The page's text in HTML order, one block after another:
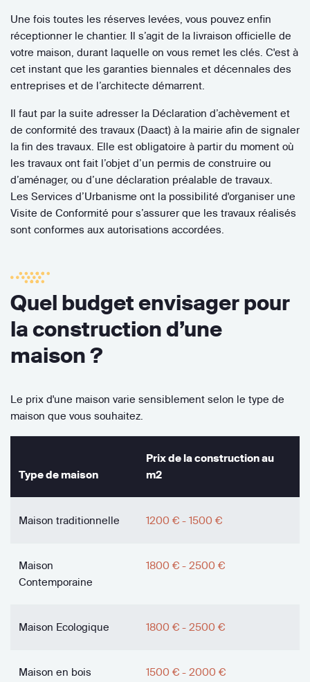
Une fois toutes les réserves levées, vous pouvez enfin
réceptionner le chantier. Il s’agit de la livraison officielle de
votre maison, durant laquelle on vous remet les clés. C'est à
cet instant que les garanties biennales et décennales des
entreprises et de l’architecte démarrent.
Il faut par la suite adresser la Déclaration d’achèvement et
de conformité des travaux (Daact) à la mairie afin de signaler
la fin des travaux. Elle est obligatoire à partir du moment où
les travaux ont fait l’objet d’un permis de construire ou
d’aménager, ou d’une déclaration préalable de travaux.
Les Services d’Urbanisme ont la possibilité d'organiser une
Visite de Conformité pour s’assurer que les travaux réalisés
sont conformes aux autorisations accordées.
Quel budget envisager pour
la construction d’une
maison ?
Le prix d'une maison varie sensiblement selon le type de
maison que vous souhaitez.
Type de maison
Prix de la construction au
m2
Maison traditionnelle 1200 € - 1500 €
Maison
Contemporaine
1800 € - 2500 €
Maison Ecologique 1800 € - 2500 €
Maison en bois 1500 € - 2000 €